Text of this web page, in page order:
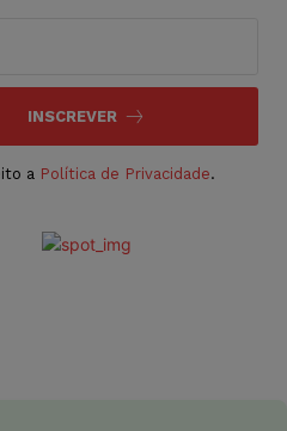
INSCREVER
a Política de Privacidade.